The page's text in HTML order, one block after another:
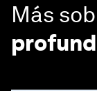
Más